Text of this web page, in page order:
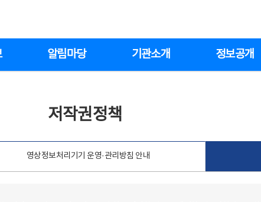
알림마당 기관소개 정보공개
저작권정책
영상정보처리기기 운영·관리방침 안내